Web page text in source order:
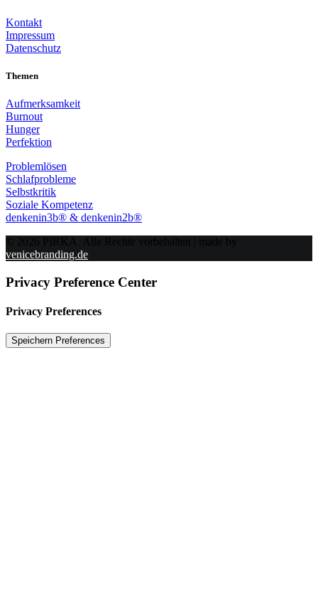
Kontakt
Impressum
Datenschutz
Themen
Aufmerksamkeit
Burnout
Hunger
Perfektion
Problemlösen
Schlafprobleme
Selbstkritik
Soziale Kompetenz
denkenin3b® & denkenin2b®
© 2026 PIRKA. Alle Rechte vorbehalten | made by
venicebranding.de
Privacy Preference Center
Privacy Preferences